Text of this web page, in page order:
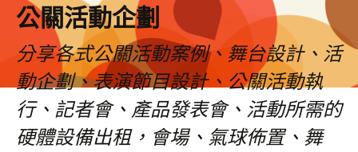
公關活動企劃
分享各式公關活動案例、舞台設計、活
動企劃、表演節目設計、公關活動執
行、記者會、產品發表會、活動所需的
硬體設備出租，會場、氣球佈置、舞